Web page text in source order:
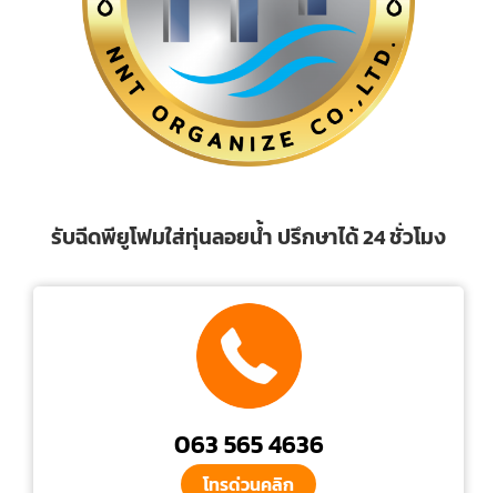
รับฉีดพียูโฟมใส่ทุ่นลอยน้ำ ปรึกษาได้ 24 ชั่วโมง
063 565 4636
โทรด่วนคลิก